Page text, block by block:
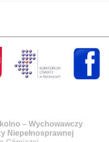
– Wychowawczy
Niepełnosprawnej